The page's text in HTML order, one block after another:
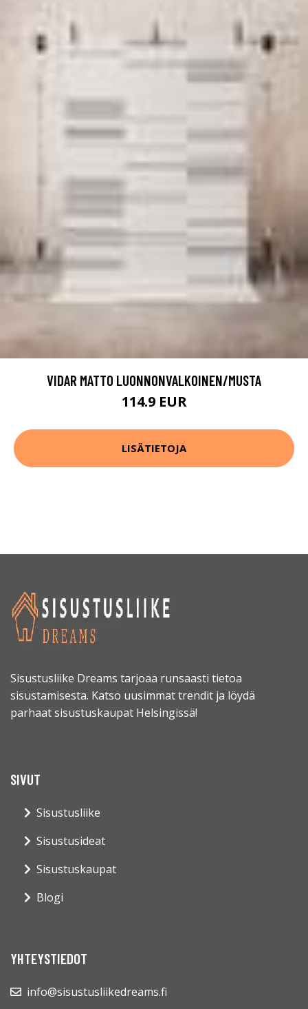
VIDAR MATTO LUONNONVALKOINEN/MUSTA
114.9 EUR
LISÄTIETOJA
Sisustusliike Dreams tarjoaa runsaasti tietoa
sisustamisesta. Katso uusimmat trendit ja löydä
parhaat sisustuskaupat Helsingissä!
SIVUT
Sisustusliike
Sisustusideat
Sisustuskaupat
Blogi
YHTEYSTIEDOT
info@sisustusliikedreams.fi